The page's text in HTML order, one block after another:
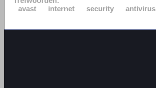
avast
internet security antivirus